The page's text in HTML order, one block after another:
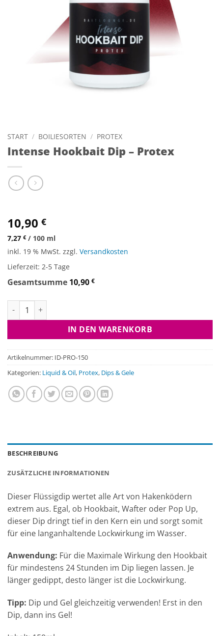
START / BOILIESORTEN / PROTEX
Intense Hookbait Dip – Protex
10,90 €
7,27 € / 100 ml
inkl. 19 % MwSt. zzgl. Versandkosten
Lieferzeit: 2-5 Tage
Gesamtsumme 10,90 €
Intense Hookbait Dip - Protex Menge
IN DEN WARENKORB
Artikelnummer: ID-PRO-150
Kategorien: Liquid & Oil, Protex, Dips & Gele
BESCHREIBUNG
ZUSÄTZLICHE INFORMATIONEN
Dieser Flüssigdip wertet alle Art von Hakenködern
extrem aus. Egal, ob Hookbait, Wafter oder Pop Up,
dieser Dip dringt tief in den Kern ein und sorgt somit
für eine langanhaltende Lockwirkung im Wasser.
Anwendung: Für die Maximale Wirkung den Hookbait
für mindestens 24 Stunden im Dip liegen lassen. Je
länger gedippt, desto länger ist die Lockwirkung.
Tipp: Dip und Gel gleichzeitig verwenden! Erst in den
Dip, dann ins Gel!